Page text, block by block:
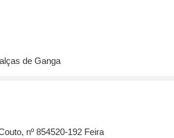
de Ganga
nº 854520-192 Feira